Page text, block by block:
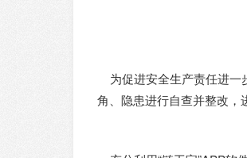
为促进安全生产责任进一
角、隐患进行自查并整改，